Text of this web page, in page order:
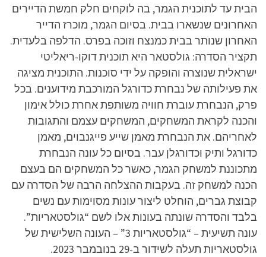
הבית עד לתוכנית הגמר, בה לוקחים חלק חמשת הדיירים
האחרונים שנשארו בבית. בסיום הגמר, מוכרז הדייר
האחרון שנותר בבית כמנצח וזוכה בפרס. הדלפה בלעדית.
תקציר הסדרה: גולסטאר היא תוכנית דוקו-ריאליטי
ישראלית שנוצרה והופקה על ידי סוכנות. התוכנית מציגה
את פעילותה של נבחרת כדורגל המורכבת מידוענים. בכל
פרק, הנבחרת עוברת חוויה משותפת אחרת כולל אימון
והכנה לקראת המשחקים, המשחקים עצמם והתגובות
לאחריהם. את הנבחרת מאמן שייע פייגנבוים, מאמן
כדורגל ותיק וכדורגלן עבר. בסיום כל עונה הנבחרת
מתכוננת למשחק הגמר, כאשר כל המשחקים הם בעצם
הכנה למשחק זה. בעקבות ההצלחה הרבה של הסדרה עם
קבוצת גברים, הוחלט ליצור עונות מסוימות עם נשים
בלבד והסדרה שונתה בעונות אלו לשם “גולסטאריות”.
עונה תשיעית – “גולסטאריות 3” – העונה השלישית של
גולסטאריות תעלה לשידור ב-29 בנובמבר 2023.